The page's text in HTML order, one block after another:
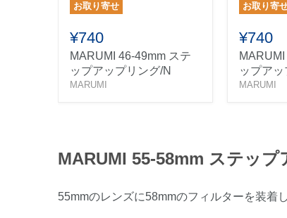
お取り寄せ
¥740
MARUMI 46-49mm ステ
ップアップリング/N
MARUMI
お取り寄
¥740
ップアッ
MARUMI
MARUMI 55-58mm ステップ
55mmのレンズに58mmのフィルターを装着